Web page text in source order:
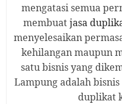
mengatasi semua
membuatjasa
menyelesaikan
kehilangan maupun
satu bisnis yang
Lampung adalah
duplikat